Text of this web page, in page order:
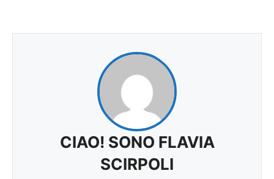
CIAO! SONO FLAVIA
SCIRPOLI